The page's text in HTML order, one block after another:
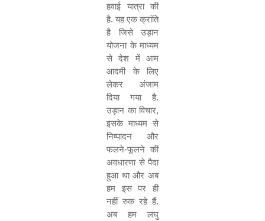
हवाई
यात्रा
की
है. यह एक क्रांति
है
जिसे
उड़ान
योजना के माध्यम
से
देश में
आम
आदमी
के
लिए
लेकर
अंजाम
दिया
गया है.
उड़ान का विचार,
इसके माध्यम से
निष्पादन
और
फलने-फूलने की
अवधारणा से पैदा
हुआ था और अब
हम
इस पर
ही
नहीं रुक रहे हैं.
अब
हम
लघु